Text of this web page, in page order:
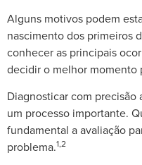
Alguns motivos podem
nascimento dos primeiros
conhecer as principais
decidir o melhor momento
Diagnosticar com precisão
um processo importante.
fundamental a avaliação
problema.1,2